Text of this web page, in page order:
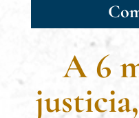
A 6